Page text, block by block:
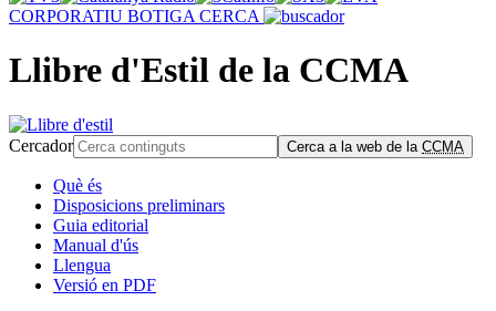
CORPORATIU BOTIGA CERCA
Llibre d'Estil de la CCMA
Cercador Cerca a la web de la CCMA
Què és
Disposicions preliminars
Guia editorial
Manual d'ús
Llengua
Versió en PDF